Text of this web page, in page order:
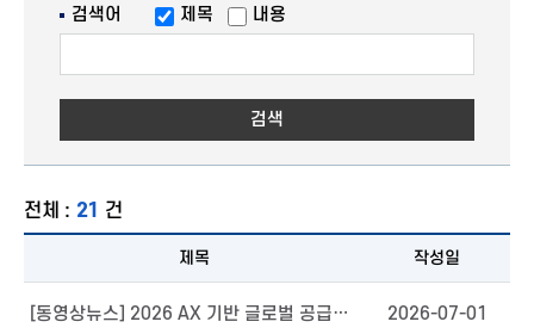
검색어
제목 내용
검색
전체 : 21 건
제목 작성일
[동영상뉴스] 2026 AX 기반 글로벌 공급망 리스크 관리와 혁신 전략 세미나 2026-07-01